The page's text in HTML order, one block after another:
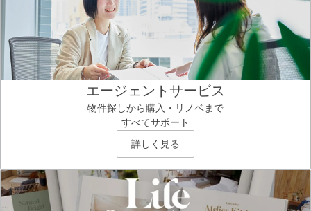
エージェントサービス
物件探しから購入・リノベまで
すべてサポート
詳しく見る